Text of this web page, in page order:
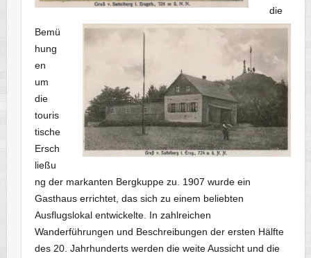
die
Bemü
hung
en
um
die
touris
tische
Ersch
ließu
ng der markanten Bergkuppe zu. 1907 wurde ein
Gasthaus errichtet, das sich zu einem beliebten
Ausflugslokal entwickelte. In zahlreichen
Wanderführungen und Beschreibungen der ersten Hälfte
des 20. Jahrhunderts werden die weite Aussicht und die